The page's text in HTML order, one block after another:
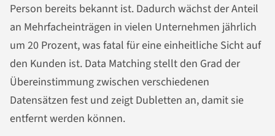
Person bereits bekannt ist. Dadurch wächst der Anteil
an Mehrfacheinträgen in vielen Unternehmen jährlich
um 20 Prozent, was fatal für eine einheitliche Sicht auf
den Kunden ist. Data Matching stellt den Grad der
Übereinstimmung zwischen verschiedenen
Datensätzen fest und zeigt Dubletten an, damit sie
entfernt werden können.